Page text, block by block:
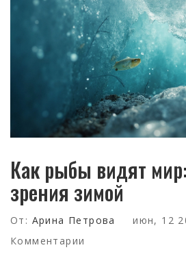
Как рыбы видят
зрения зимой
От: Арина Петрова июн, 12
Комментарии